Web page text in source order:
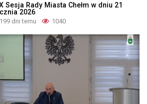
Sesja Rady Miasta Chełm w dniu 21
2026
199 dni temu 1040